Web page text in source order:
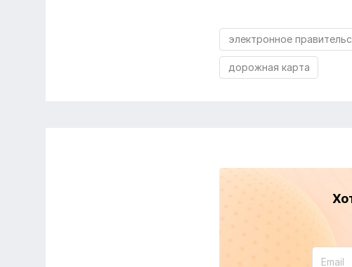
электронное
дорожная карта